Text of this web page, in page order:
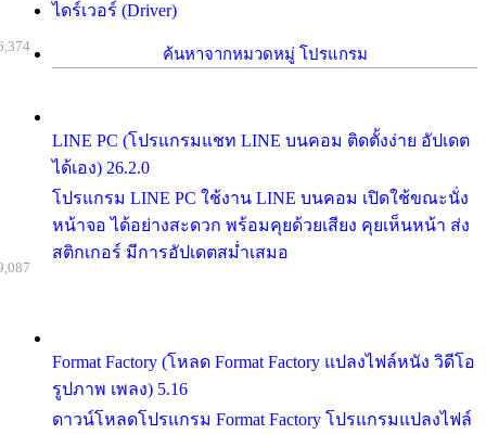
ไดร์เวอร์ (Driver)
ค้นหาจากหมวดหมู่ โปรแกรม
LINE PC (โปรแกรมแชท LINE บนคอม ติดตั้งง่าย อัปเดต
ได้เอง) 26.2.0
โปรแกรม LINE PC ใช้งาน LINE บนคอม เปิดใช้ขณะนั่ง
หน้าจอ ได้อย่างสะดวก พร้อมคุยด้วยเสียง คุยเห็นหน้า ส่ง
สติกเกอร์ มีการอัปเดตสม่ำเสมอ
Format Factory (โหลด Format Factory แปลงไฟล์หนัง วิดีโอ
รูปภาพ เพลง) 5.16
ดาวน์โหลดโปรแกรม Format Factory โปรแกรมแปลงไฟล์